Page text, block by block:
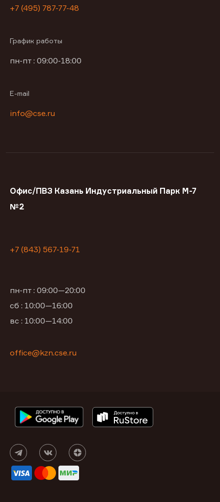
+7 (495) 787-77-48
График работы
пн-пт : 09:00-18:00
E-mail
info@cse.ru
Офис/ПВЗ Казань Индустриальный Парк М-7
№2
+7 (843) 567-19-71
пн-пт : 09:00—20:00
сб : 10:00—16:00
вс : 10:00—14:00
office@kzn.cse.ru